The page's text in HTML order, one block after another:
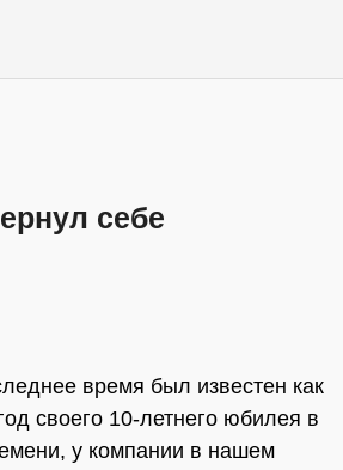
себе
время был известен как
своего 10-летнего юбилея в
у компании в нашем